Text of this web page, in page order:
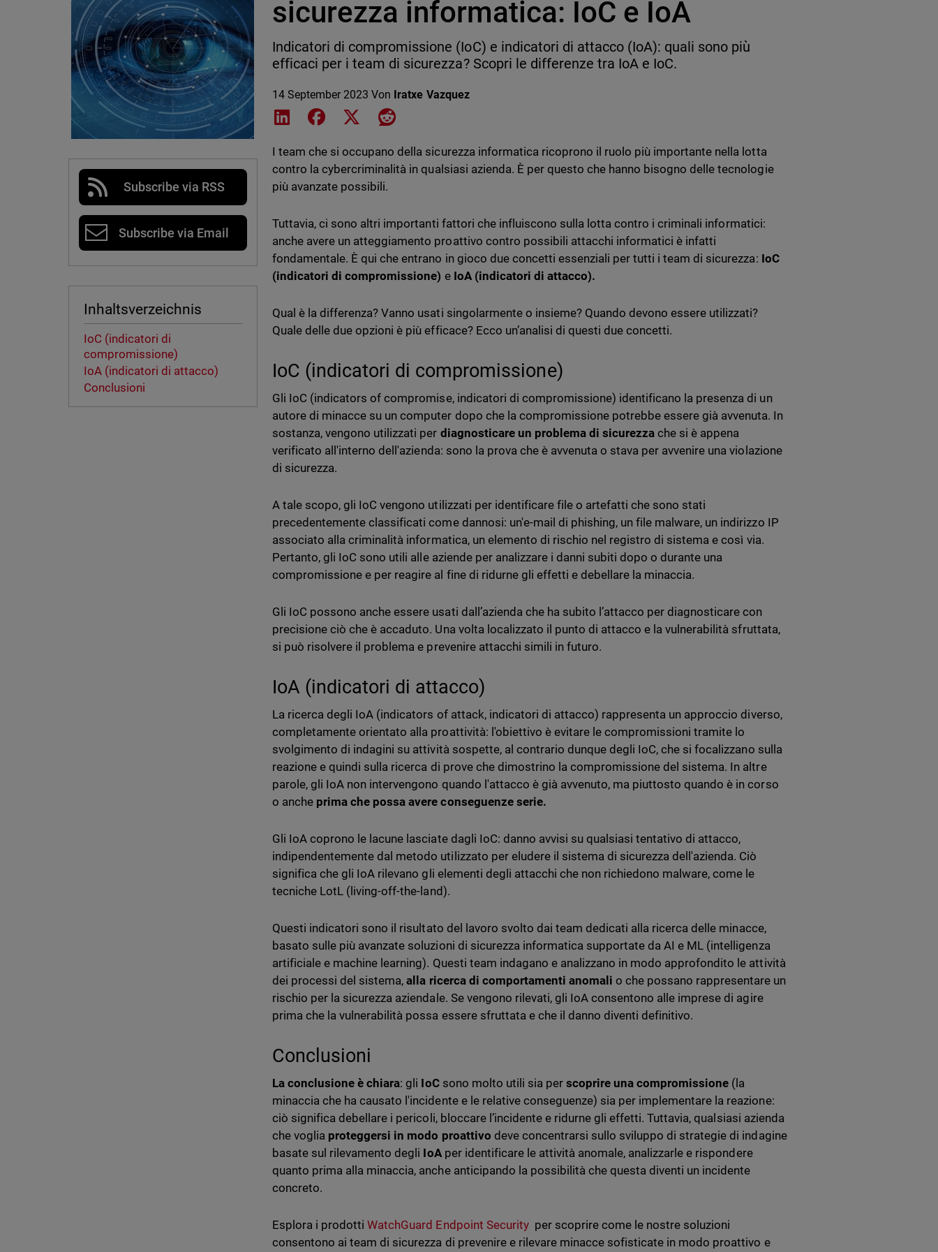
Subscribe via RSS
Subscribe via Email
Inhaltsverzeichnis
IoC (indicatori di
compromissione)
IoA (indicatori di attacco)
Conclusioni
sicurezza informatica: IoC e IoA
Indicatori di compromissione (IoC) e indicatori di attacco (IoA): quali sono più
efficaci per i team di sicurezza? Scopri le differenze tra IoA e IoC.
14 September 2023 Von Iratxe Vazquez
Share on LinkedIn
Share on Facebook
Share on XShare on Reddit
I team che si occupano della sicurezza informatica ricoprono il ruolo più importante nella lotta
contro la cybercriminalità in qualsiasi azienda. È per questo che hanno bisogno delle tecnologie
più avanzate possibili.
Tuttavia, ci sono altri importanti fattori che influiscono sulla lotta contro i criminali informatici:
anche avere un atteggiamento proattivo contro possibili attacchi informatici è infatti
fondamentale. È qui che entrano in gioco due concetti essenziali per tutti i team di sicurezza: IoC
(indicatori di compromissione) eIoA (indicatori di attacco).
Qual è la differenza? Vanno usati singolarmente o insieme? Quando devono essere utilizzati?
Quale delle due opzioni è più efficace? Ecco un’analisi di questi due concetti.
IoC (indicatori di compromissione)
Gli IoC (indicators of compromise, indicatori di compromissione) identificano la presenza di un
autore di minacce su un computer dopo che la compromissione potrebbe essere già avvenuta. In
sostanza, vengono utilizzati per diagnosticare un problema di sicurezza che si è appena
verificato all'interno dell'azienda: sono la prova che è avvenuta o stava per avvenire una violazione
di sicurezza.
A tale scopo, gli IoC vengono utilizzati per identificare file o artefatti che sono stati
precedentemente classificati come dannosi: un'e-mail di phishing, un file malware, un indirizzo IP
associato alla criminalità informatica, un elemento di rischio nel registro di sistema e così via.
Pertanto, gli IoC sono utili alle aziende per analizzare i danni subiti dopo o durante una
compromissione e per reagire al fine di ridurne gli effetti e debellare la minaccia.
Gli IoC possono anche essere usati dall’azienda che ha subito l’attacco per diagnosticare con
precisione ciò che è accaduto. Una volta localizzato il punto di attacco e la vulnerabilità sfruttata,
si può risolvere il problema e prevenire attacchi simili in futuro.
IoA (indicatori di attacco)
La ricerca degli IoA (indicators of attack, indicatori di attacco) rappresenta un approccio diverso,
completamente orientato alla proattività: l'obiettivo è evitare le compromissioni tramite lo
svolgimento di indagini su attività sospette, al contrario dunque degli IoC, che si focalizzano sulla
reazione e quindi sulla ricerca di prove che dimostrino la compromissione del sistema. In altre
parole, gli IoA non intervengono quando l'attacco è già avvenuto, ma piuttosto quando è in corso
o anche prima che possa avere conseguenze serie.
Gli IoA coprono le lacune lasciate dagli IoC: danno avvisi su qualsiasi tentativo di attacco,
indipendentemente dal metodo utilizzato per eludere il sistema di sicurezza dell'azienda. Ciò
significa che gli IoA rilevano gli elementi degli attacchi che non richiedono malware, come le
tecniche LotL (living-off-the-land).
Questi indicatori sono il risultato del lavoro svolto dai team dedicati alla ricerca delle minacce,
basato sulle più avanzate soluzioni di sicurezza informatica supportate da AI e ML (intelligenza
artificiale e machine learning). Questi team indagano e analizzano in modo approfondito le attività
dei processi del sistema,alla ricerca di comportamenti anomali o che possano rappresentare un
rischio per la sicurezza aziendale. Se vengono rilevati, gli IoA consentono alle imprese di agire
prima che la vulnerabilità possa essere sfruttata e che il danno diventi definitivo.
Conclusioni
La conclusione è chiara: gli IoCsono molto utili sia per scoprire una compromissione (la
minaccia che ha causato l'incidente e le relative conseguenze) sia per implementare la reazione:
ciò significa debellare i pericoli, bloccare l’incidente e ridurne gli effetti. Tuttavia, qualsiasi azienda
che voglia proteggersi in modo proattivo deve concentrarsi sullo sviluppo di strategie di indagine
basate sul rilevamento degli IoAper identificare le attività anomale, analizzarle e rispondere
quanto prima alla minaccia, anche anticipando la possibilità che questa diventi un incidente
concreto.
Esplora i prodottiWatchGuard Endpoint Security per scoprire come le nostre soluzioni
consentono ai team di sicurezza di prevenire e rilevare minacce sofisticate in modo proattivo e